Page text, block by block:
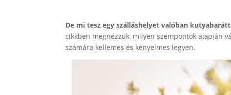
De mi tesz egy szálláshelyet valóban
cikkben megnézzük, milyen szempontok alapján
számára kellemes és kényelmes legyen.